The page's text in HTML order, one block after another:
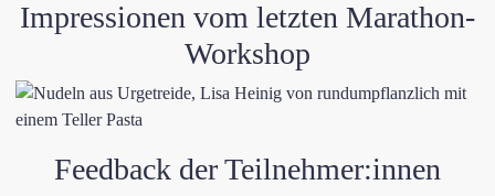
Impressionen vom letzten Marathon-
Workshop
​Feedback der Teilnehmer:innen